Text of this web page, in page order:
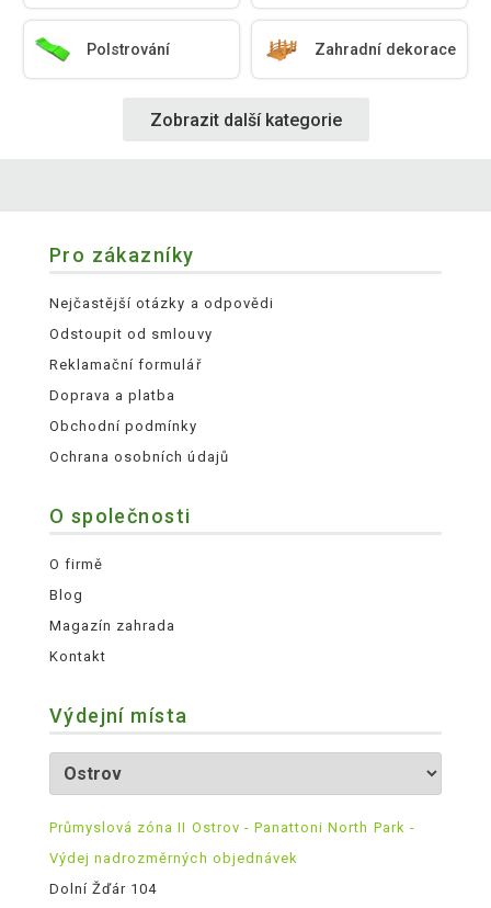
Polstrování Zahradní dekorace
Zobrazit další kategorie
Pro zákazníky
Nejčastější otázky a odpovědi
Odstoupit od smlouvy
Reklamační formulář
Doprava a platba
Obchodní podmínky
Ochrana osobních údajů
O společnosti
O firmě
Blog
Magazín zahrada
Kontakt
Výdejní místa
Průmyslová zóna II Ostrov - Panattoni North Park -
Výdej nadrozměrných objednávek
Dolní Žďár 104